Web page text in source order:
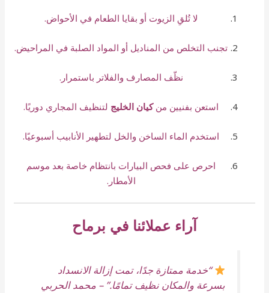
لا تُلقِ الزيوت أو بقايا الطعام في الأحواض.
تجنب التخلص من المناديل أو المواد الصلبة في المراحيض.
نظّف المصارف والفلاتر باستمرار.
استعن بفنيين منكيان الخليج لتنظيف المجاري دوريًا.
استخدم الماء الساخن والخل لتطهير الأنابيب أسبوعيًا.
احرص على فحص البيارات بانتظام خاصة بعد موسم
الأمطار.
آراء عملائنا في برماح
“خدمة ممتازة جدًا، تمت إزالة الانسداد
بسرعة والمكان نظيف تمامًا.” – محمد الحربي